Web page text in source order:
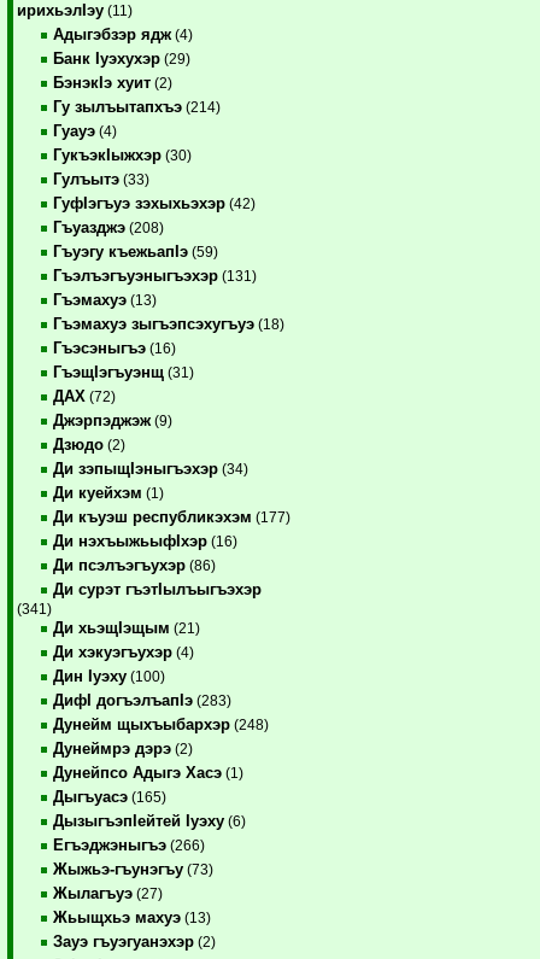
ирихьэлIэу (11)
Адыгэбзэр ядж (4)
Банк Iуэхухэр (29)
БэнэкIэ хуит (2)
Гу зылъытапхъэ (214)
Гуауэ (4)
ГукъэкIыжхэр (30)
Гулъытэ (33)
ГуфIэгъуэ зэхыхьэхэр (42)
Гъуазджэ (208)
Гъуэгу къежьапIэ (59)
Гъэлъэгъуэныгъэхэр (131)
Гъэмахуэ (13)
Гъэмахуэ зыгъэпсэхугъуэ (18)
Гъэсэныгъэ (16)
ГъэщIэгъуэнщ (31)
ДАХ (72)
Джэрпэджэж (9)
Дзюдо (2)
Ди зэпыщIэныгъэхэр (34)
Ди куейхэм (1)
Ди къуэш республикэхэм (177)
Ди нэхъыжьыфIхэр (16)
Ди псэлъэгъухэр (86)
Ди сурэт гъэтIылъыгъэхэр
(341)
Ди хьэщIэщым (21)
Ди хэкуэгъухэр (4)
Дин Iуэху (100)
ДифI догъэлъапIэ (283)
Дунейм щыхъыбархэр (248)
Дунеймрэ дэрэ (2)
Дунейпсо Адыгэ Хасэ (1)
Дыгъуасэ (165)
ДызыгъэпIейтей Iуэху (6)
Егъэджэныгъэ (266)
Жыжьэ-гъунэгъу (73)
Жылагъуэ (27)
Жьыщхьэ махуэ (13)
Зауэ гъуэгуанэхэр (2)